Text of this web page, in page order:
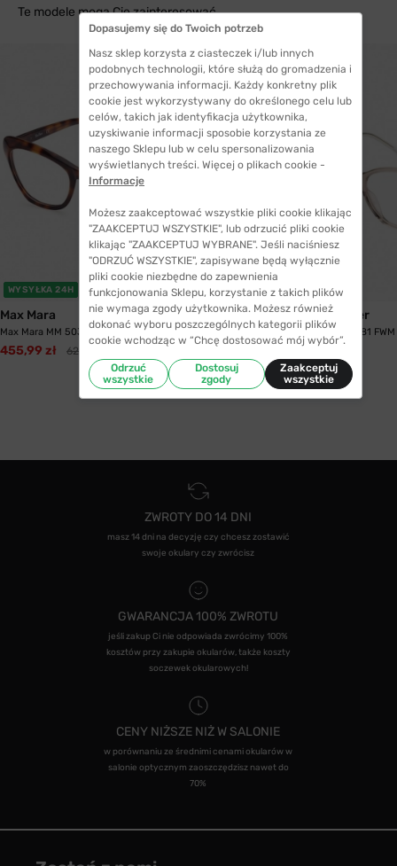
Te modele mogą Cię zainteresować
WYSYŁKA 24H
Max Mara
Max Mara MM 5030 V052 52
455,99 zł 628,99 zł
WYSYŁKA 24H
Tommy Hilfiger
Tommy Hilfiger 1881
379,99 zł
ZWROTY DO 14 DNI
masz 14 dni na decyzję czy chcesz zostawić
swoje okulary czy zwrócisz
GWARANCJA 100% ZWROTU
jeśli zakup Ci nie odpowiada zwrócimy 100%
kosztów przy zakupie okularów, także koszty
soczewek okularowych!
CENY NIŻSZE NIŻ W SALONIE
w porównaniu ze średnimi cenami okularów w
salonie optycznym zaoszczędzisz nawet do
70%
Dopasujemy się do Twoich potrzeb
Nasz sklep korzysta z ciasteczek i/lub innych
podobnych technologii, które służą do gromadzenia i
przechowywania informacji. Każdy konkretny plik
cookie jest wykorzystywany do określonego celu lub
celów, takich jak identyfikacja użytkownika,
uzyskiwanie informacji sposobie korzystania ze
naszego Sklepu lub w celu spersonalizowania
wyświetlanych treści. Więcej o plikach cookie -
Informacje
Możesz zaakceptować wszystkie pliki cookie klikając
"ZAAKCEPTUJ WSZYSTKIE", lub odrzucić pliki cookie
klikając "ZAAKCEPTUJ WYBRANE". Jeśli naciśniesz
"ODRZUĆ WSZYSTKIE", zapisywane będą wyłącznie
pliki cookie niezbędne do zapewnienia
funkcjonowania Sklepu, korzystanie z takich plików
nie wymaga zgody użytkownika. Możesz również
dokonać wyboru poszczególnych kategorii plików
cookie wchodząc w “Chcę dostosować mój wybór”.
Odrzuć
wszystkie
Dostosuj
zgody
Zaakceptuj
wszystkie